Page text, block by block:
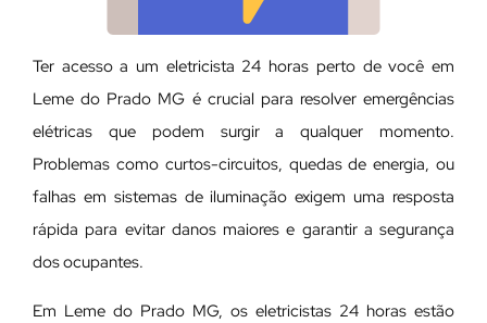
Ter acesso a um eletricista 24 horas perto de você em
Leme do Prado MG é crucial para resolver emergências
elétricas que podem surgir a qualquer momento.
Problemas como curtos-circuitos, quedas de energia, ou
falhas em sistemas de iluminação exigem uma resposta
rápida para evitar danos maiores e garantir a segurança
dos ocupantes.
Em Leme do Prado MG, os eletricistas 24 horas estão